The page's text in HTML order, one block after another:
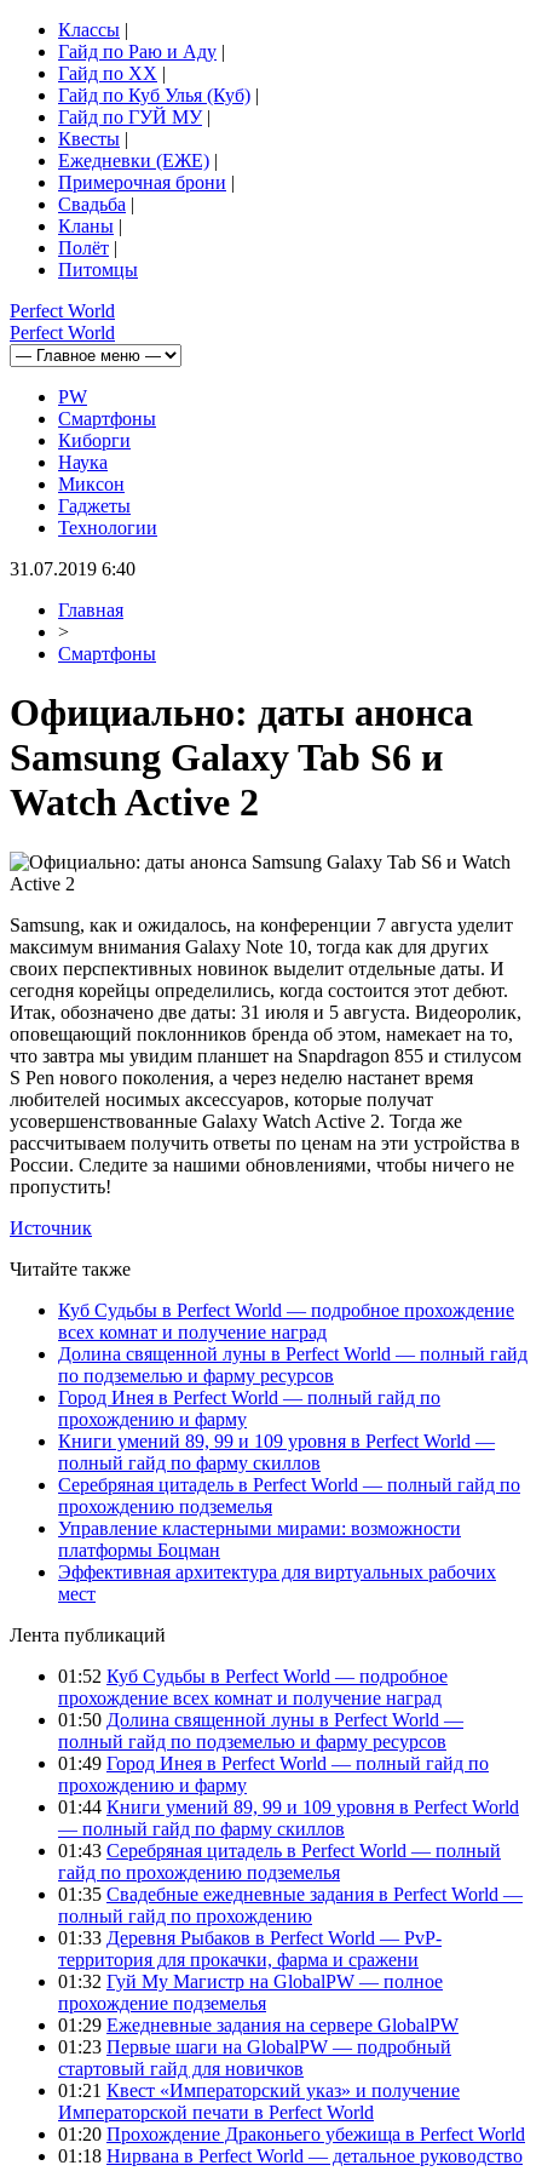
Классы |
Гайд по Раю и Аду |
Гайд по ХХ |
Гайд по Куб Улья (Куб) |
Гайд по ГУЙ МУ|
Квесты |
Ежедневки (ЕЖЕ) |
Примерочная брони |
Свадьба |
Кланы |
Полёт |
Питомцы
Perfect World
Perfect World
PW
Смартфоны
Киборги
Наука
Миксон
Гаджеты
Технологии
31.07.2019 6:40
Главная
>
Смартфоны
Официально: даты анонса
Samsung Galaxy Tab S6 и
Watch Active 2
Samsung, как и ожидалось, на конференции 7 августа уделит
максимум внимания Galaxy Note 10, тогда как для других
своих перспективных новинок выделит отдельные даты. И
сегодня корейцы определились, когда состоится этот дебют.
Итак, обозначено две даты: 31 июля и 5 августа. Видеоролик,
оповещающий поклонников бренда об этом, намекает на то,
что завтра мы увидим планшет на Snapdragon 855 и стилусом
S Pen нового поколения, а через неделю настанет время
любителей носимых аксессуаров, которые получат
усовершенствованные Galaxy Watch Active 2. Тогда же
рассчитываем получить ответы по ценам на эти устройства в
России. Следите за нашими обновлениями, чтобы ничего не
пропустить!
Источник
Читайте также
Куб Судьбы в Perfect World — подробное прохождение
всех комнат и получение наград
Долина священной луны в Perfect World — полный гайд
по подземелью и фарму ресурсов
Город Инея в Perfect World — полный гайд по
прохождению и фарму
Книги умений 89, 99 и 109 уровня в Perfect World —
полный гайд по фарму скиллов
Серебряная цитадель в Perfect World — полный гайд по
прохождению подземелья
Управление кластерными мирами: возможности
платформы Боцман
Эффективная архитектура для виртуальных рабочих
мест
Лента публикаций
01:52 Куб Судьбы в Perfect World — подробное
прохождение всех комнат и получение наград
01:50 Долина священной луны в Perfect World —
полный гайд по подземелью и фарму ресурсов
01:49 Город Инея в Perfect World — полный гайд по
прохождению и фарму
01:44 Книги умений 89, 99 и 109 уровня в Perfect World
— полный гайд по фарму скиллов
01:43 Серебряная цитадель в Perfect World — полный
гайд по прохождению подземелья
01:35 Свадебные ежедневные задания в Perfect World —
полный гайд по прохождению
01:33 Деревня Рыбаков в Perfect World — PvP-
территория для прокачки, фарма и сражени
01:32 Гуй Му Магистр на GlobalPW — полное
прохождение подземелья
01:29 Ежедневные задания на сервере GlobalPW
01:23 Первые шаги на GlobalPW — подробный
стартовый гайд для новичков
01:21 Квест «Императорский указ» и получение
Императорской печати в Perfect World
01:20 Прохождение Драконьего убежища в Perfect World
01:18 Нирвана в Perfect World — детальное руководство